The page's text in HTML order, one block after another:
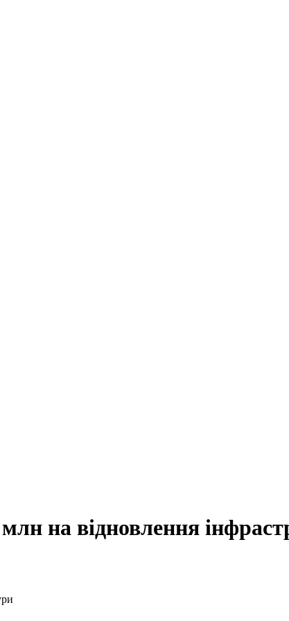
на відновлення